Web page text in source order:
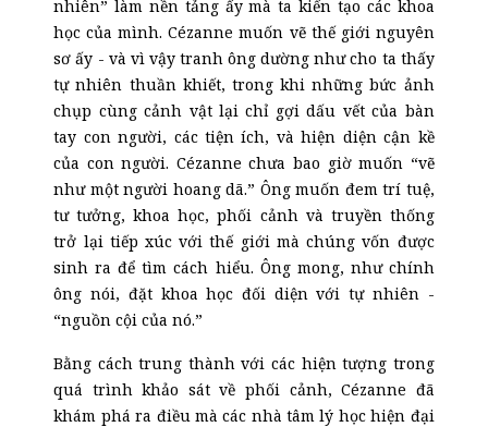
nhiên” làm nền tảng ấy mà ta kiến tạo các khoa
học của mình. Cézanne muốn vẽ thế giới nguyên
sơ ấy - và vì vậy tranh ông dường như cho ta thấy
tự nhiên thuần khiết, trong khi những bức ảnh
chụp cùng cảnh vật lại chỉ gợi dấu vết của bàn
tay con người, các tiện ích, và hiện diện cận kề
của con người. Cézanne chưa bao giờ muốn “vẽ
như một người hoang dã.” Ông muốn đem trí tuệ,
tư tưởng, khoa học, phối cảnh và truyền thống
trở lại tiếp xúc với thế giới mà chúng vốn được
sinh ra để tìm cách hiểu. Ông mong, như chính
ông nói, đặt khoa học đối diện với tự nhiên -
“nguồn cội của nó.”
Bằng cách trung thành với các hiện tượng trong
quá trình khảo sát về phối cảnh, Cézanne đã
khám phá ra điều mà các nhà tâm lý học hiện đại